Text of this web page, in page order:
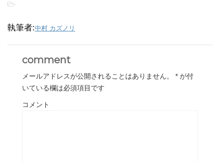
-
執筆者:中村 カズノリ
comment
メールアドレスが公開されることはありません。 * が付
いている欄は必須項目です
コメント